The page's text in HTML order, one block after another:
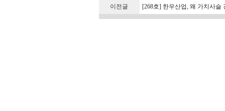
이전글 [268호] 한우산업, 왜 가치사슬